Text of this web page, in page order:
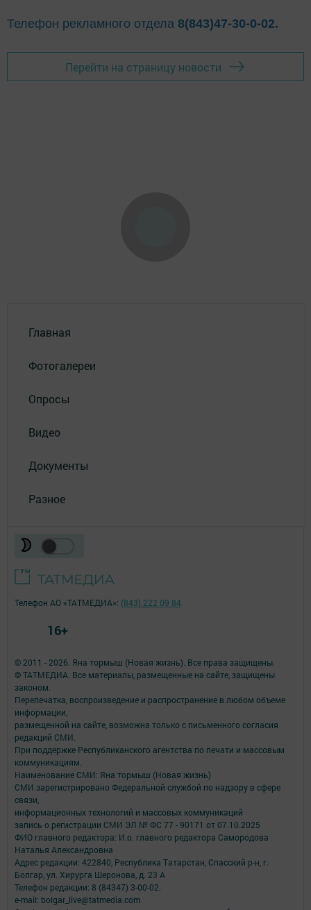
Телефон рекламного отдела 8(843)47-30-0-02.
Перейти на страницу новости
Главная
Фотогалереи
Опросы
Видео
Документы
Разное
© 2011 - 2026. Яна тормыш (Новая жизнь). Все права защищены.
© ТАТМЕДИА. Все материалы, размещенные на сайте, защищены
законом.
Перепечатка, воспроизведение и распространение в любом объеме
информации,
размещенной на сайте, возможна только с письменного согласия
редакций СМИ.
При поддержке Республиканского агентства по печати и массовым
коммуникациям.
Наименование СМИ: Яна тормыш (Новая жизнь)
СМИ зарегистрировано Федеральной службой по надзору в сфере
связи,
информационных технологий и массовых коммуникаций
запись о регистрации СМИ ЭЛ № ФС 77 - 90171 от 07.10.2025
ФИО главного редактора: И.о. главного редактора Самородова
Наталья Александровна
Адрес редакции: 422840, Республика Татарстан, Спасский р-н, г.
Болгар, ул. Хирурга Шеронова, д. 23 А
Телефон редакции: 8 (84347) 3-00-02.
e-mail: bolgar_live@tatmedia.com
Телефон АО «ТАТМЕДИА»: (843) 222 09 84
16+